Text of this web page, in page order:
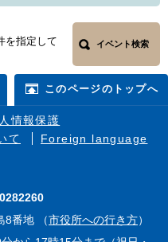
を指定して
イベント検索
このページのトップへ
情報保護
て
Foreign language
番地 （市役所への行き方）